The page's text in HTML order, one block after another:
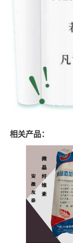
相关产品：